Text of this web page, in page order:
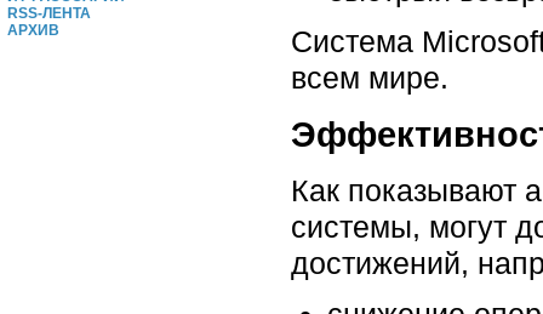
RSS-ЛЕНТА
АРХИВ
Система
всем мире.
Как показывают
системы, могут
достижений,